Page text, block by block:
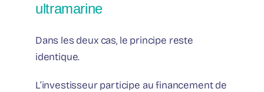
ultramarine
Dans les deux cas, le principe reste
identique.
L’investisseur participe au financement de